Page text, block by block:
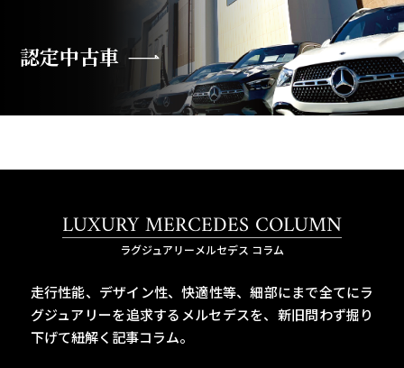
認定中古車
LUXURY MERCEDES COLUMN
ラグジュアリーメルセデス コラム
走行性能、デザイン性、快適性等、細部にまで全てにラ
グジュアリーを追求するメルセデスを、 新旧問わず掘り
下げて紐解く記事コラム。